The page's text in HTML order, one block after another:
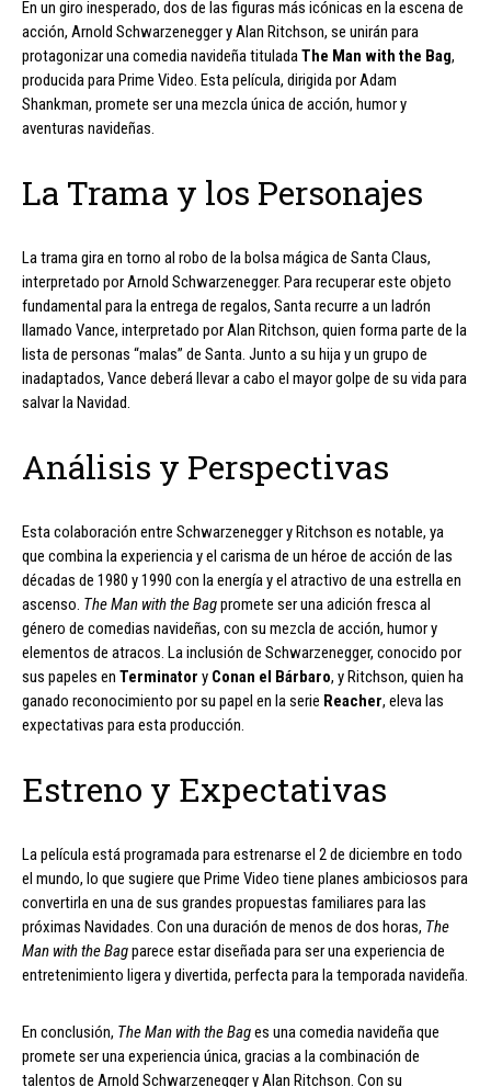
En un giro inesperado, dos de las figuras más icónicas en la escena de
acción, Arnold Schwarzenegger y Alan Ritchson, se unirán para
protagonizar una comedia navideña tituladaThe Man with the Bag,
producida para Prime Video. Esta película, dirigida por Adam
Shankman, promete ser una mezcla única de acción, humor y
aventuras navideñas.
La Trama y los Personajes
La trama gira en torno al robo de la bolsa mágica de Santa Claus,
interpretado por Arnold Schwarzenegger. Para recuperar este objeto
fundamental para la entrega de regalos, Santa recurre a un ladrón
llamado Vance, interpretado por Alan Ritchson, quien forma parte de la
lista de personas “malas” de Santa. Junto a su hija y un grupo de
inadaptados, Vance deberá llevar a cabo el mayor golpe de su vida para
salvar la Navidad.
Análisis y Perspectivas
Esta colaboración entre Schwarzenegger y Ritchson es notable, ya
que combina la experiencia y el carisma de un héroe de acción de las
décadas de 1980 y 1990 con la energía y el atractivo de una estrella en
ascenso. The Man with the Bagpromete ser una adición fresca al
género de comedias navideñas, con su mezcla de acción, humor y
elementos de atracos. La inclusión de Schwarzenegger, conocido por
sus papeles en Terminator y Conan el Bárbaro, y Ritchson, quien ha
ganado reconocimiento por su papel en la serie Reacher, eleva las
expectativas para esta producción.
Estreno y Expectativas
La película está programada para estrenarse el 2 de diciembre en todo
el mundo, lo que sugiere que Prime Video tiene planes ambiciosos para
convertirla en una de sus grandes propuestas familiares para las
próximas Navidades. Con una duración de menos de dos horas, The
Man with the Bagparece estar diseñada para ser una experiencia de
entretenimiento ligera y divertida, perfecta para la temporada navideña.
En conclusión, The Man with the Bages una comedia navideña que
promete ser una experiencia única, gracias a la combinación de
talentos de Arnold Schwarzenegger y Alan Ritchson. Con su